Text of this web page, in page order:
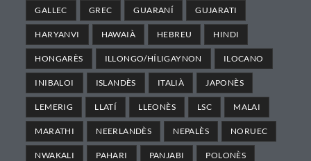
GALLEC GREC GUARANÍ GUJARATI
HARYANVI HAWAIÀ HEBREU HINDI
HONGARÈS ILLONGO/HÍLIGAYNON ILOCANO
INIBALOI ISLANDÈS ITALIÀ JAPONÈS
LEMERIG LLATÍ LLEONÈS LSC MALAI
MARATHI NEERLANDÈS NEPALÈS NORUEC
NWAKALI PAHARI PANJABI POLONÈS